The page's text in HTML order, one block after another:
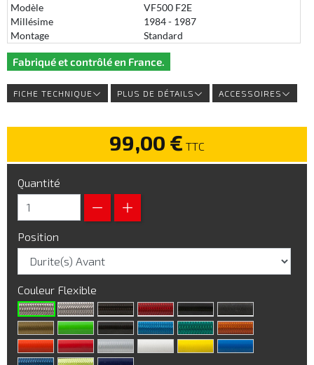
Modèle
VF500 F2E
Millésime
1984 - 1987
Montage
Standard
Fabriqué et contrôlé en France.
FICHE TECHNIQUE PLUS DE DÉTAILS ACCESSOIRES
99,00 € TTC
Quantité
Position
Couleur Flexible